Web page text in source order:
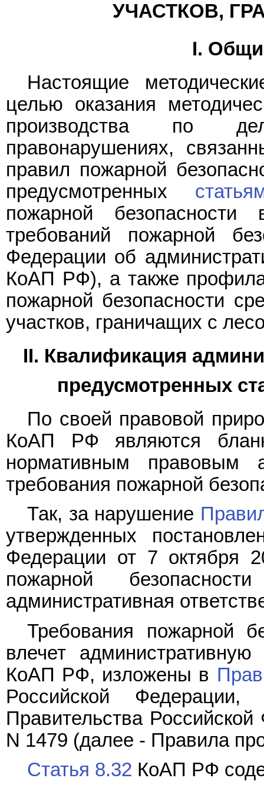
УЧАСТКОВ,
I.
Настоящие
целью оказания
производства по
правонарушениях,
правил пожарной
предусмотренных
пожарной
требований пожарной
Федерации об
КоАП РФ), а также
пожарной безопасности
участков, граничащих с
II. Квалификация
предусмотренных
По своей правовой
КоАП РФ являются
нормативным правовым
требования пожарной
Так, за нарушение
утвержденных
Федерации от 7 октября
пожарной
административная
Требования пожарной
влечет
КоАП РФ, изложены в
Российской Федерации,
Правительства
N 1479 (далее - Правила
Статья 8.32 КоАП РФ